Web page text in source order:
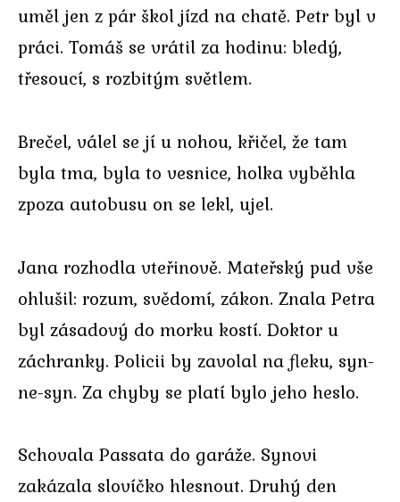
uměl jen z pár škol jízd na chatě. Petr byl v
práci. Tomáš se vrátil za hodinu: bledý,
třesoucí, s rozbitým světlem.
Brečel, válel se jí u nohou, křičel, že tam
byla tma, byla to vesnice, holka vyběhla
zpoza autobusu on se lekl, ujel.
Jana rozhodla vteřinově. Mateřský pud vše
ohlušil: rozum, svědomí, zákon. Znala Petra
byl zásadový do morku kostí. Doktor u
záchranky. Policii by zavolal na fleku, syn-
ne-syn. Za chyby se platí bylo jeho heslo.
Schovala Passata do garáže. Synovi
zakázala slovíčko hlesnout. Druhý den